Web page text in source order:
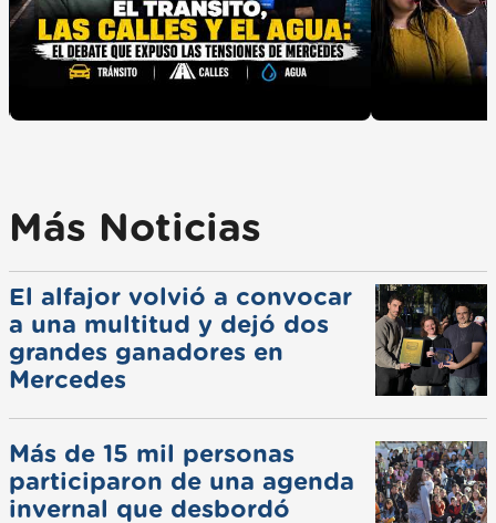
Más Noticias
El alfajor volvió a convocar
a una multitud y dejó dos
grandes ganadores en
Mercedes
Más de 15 mil personas
participaron de una agenda
invernal que desbordó